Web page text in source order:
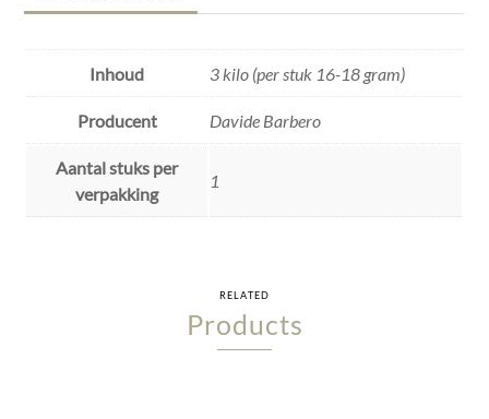
Inhoud 3 kilo (per stuk 16-18 gram)
Producent Davide Barbero
Aantal stuks per
verpakking
1
RELATED
Products